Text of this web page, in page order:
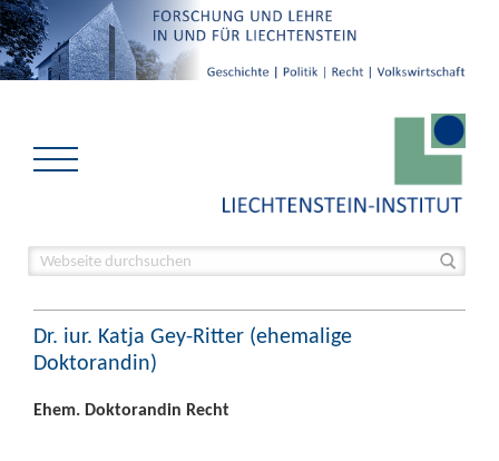
Dr. iur. Katja Gey-Ritter (ehemalige
Doktorandin)
Ehem. Doktorandin Recht